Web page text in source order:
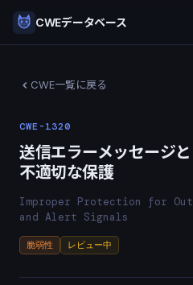
CWEデータベース
CWE一覧に戻る
CWE-1320
送信エラーメッセージ
不適切な保護
Improper Protection for
and Alert Signals
脆弱性 レビュー中